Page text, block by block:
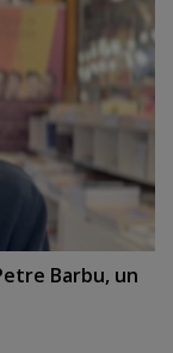
Barbu, un